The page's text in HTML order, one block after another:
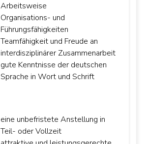
Arbeitsweise
Organisations- und
Führungsfähigkeiten
Teamfähigkeit und Freude an
interdisziplinärer Zusammenarbeit
gute Kenntnisse der deutschen
Sprache in Wort und Schrift
eine unbefristete Anstellung in
Teil- oder Vollzeit